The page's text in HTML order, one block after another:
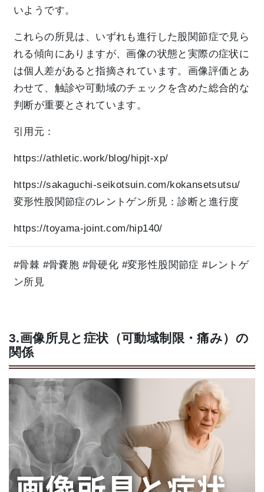
いようです。
これらの所見は、いずれも進行した股関節症で見ら
れる傾向にありますが、画像の状態と実際の症状に
は個人差があると指摘されています。画像評価とあ
わせて、触診や可動域のチェックを含めた総合的な
判断が重要とされています。
引用元：
https://athletic.work/blog/hipjt-xp/
https://sakaguchi-seikotsuin.com/kokansetsutsu/
変形性股関節症のレントゲン所見：診断と進行度
https://toyama-joint.com/hip140/
#骨棘 #骨嚢胞 #骨硬化 #変形性股関節症 #レントゲ
ン所見
3.画像所見と症状（可動域制限・痛み）の
関係